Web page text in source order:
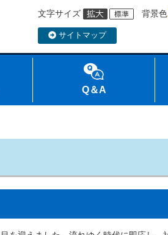
文字サイズ 背景色
サイトマップ
Q＆A